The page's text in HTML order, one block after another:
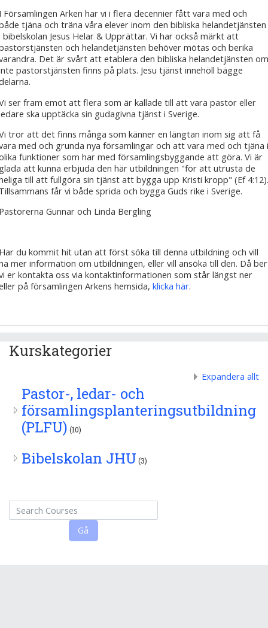
Församlingen Arken har vi i flera decennier fått vara med och
tjäna och träna våra elever inom den bibliska helandetjänsten
bibelskolan Jesus Helar & Upprättar. Vi har också märkt att
och helandetjänsten behöver mötas och berika
Det är svårt att etablera den bibliska helandetjänsten om
pastorstjänsten finns på plats. Jesu tjänst innehöll bägge
ser fram emot att flera som är kallade till att vara pastor eller
ska upptäcka sin gudagivna tjänst i Sverige.
tror att det finns många som känner en längtan inom sig att få
med och grunda nya församlingar och att vara med och tjäna i
funktioner som har med församlingsbyggande att göra. Vi är
att kunna erbjuda den här utbildningen "för att utrusta de
till att fullgöra sin tjänst att bygga upp Kristi kropp" (Ef 4:12).
får vi både sprida och bygga Guds rike i Sverige.
Gunnar och Linda Bergling
du kommit hit utan att först söka till denna utbildning och vill
mer information om utbildningen, eller vill ansöka till den. Då ber
er kontakta oss via kontaktinformationen som står längst ner
på församlingen Arkens hemsida, klicka här.
Kurskategorier
Expandera allt
Pastor-, ledar- och
församlingsplanteringsutbildning
(PLFU) (10)
Bibelskolan JHU (3)
Gå